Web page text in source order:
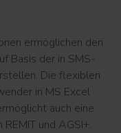
ermöglichen den
Basis der in SMS-
Die flexiblen
in MS Excel
auch eine
und AGSI+.